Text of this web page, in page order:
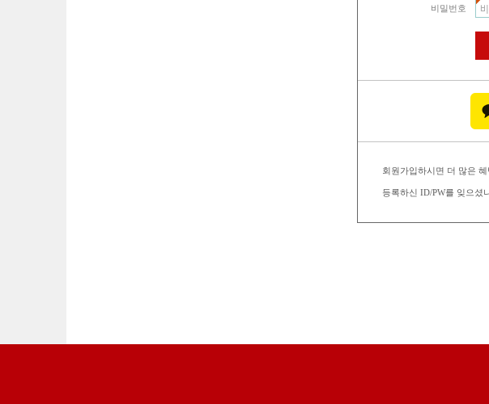
비밀번호
회원가입하시면 더 많은
등록하신 ID/PW를 잊으셨